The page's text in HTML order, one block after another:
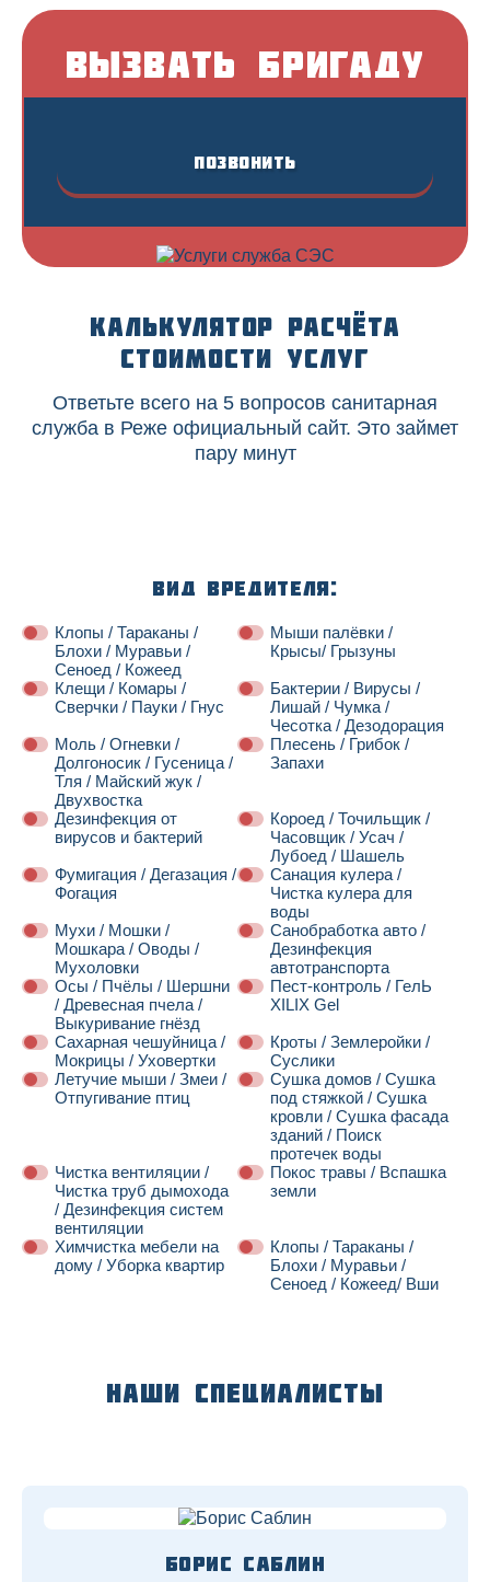
Вызвать бригаду
Позвонить
Калькулятор расчёта
стоимости услуг
Ответьте всего на 5 вопросов санитарная
служба в Реже официальный сайт. Это займет
пару минут
Вид вредителя:
Клопы / Тараканы /
Блохи / Муравьи /
Сеноед / Кожеед
Мыши палёвки /
Крысы/ Грызуны
Клещи / Комары /
Сверчки / Пауки / Гнус
Бактерии / Вирусы /
Лишай / Чумка /
Чесотка / Дезодорация
Моль / Огневки /
Долгоносик / Гусеница /
Тля / Майский жук /
Двухвостка
Плесень / Грибок /
Запахи
Дезинфекция от
вирусов и бактерий
Короед / Точильщик /
Часовщик / Усач /
Лубоед / Шашель
Фумигация / Дегазация /
Фогация
Санация кулера /
Чистка кулера для
воды
Мухи / Мошки /
Мошкара / Оводы /
Мухоловки
Санобработка авто /
Дезинфекция
автотранспорта
Осы / Пчёлы / Шершни
/ Древесная пчела /
Выкуривание гнёзд
Пест-контроль / ГелЬ
XILIX Gel
Сахарная чешуйница /
Мокрицы / Уховертки
Кроты / Землеройки /
Суслики
Летучие мыши / Змеи /
Отпугивание птиц
Сушка домов / Сушка
под стяжкой / Сушка
кровли / Сушка фасада
зданий / Поиск
протечек воды
Чистка вентиляции /
Чистка труб дымохода
/ Дезинфекция систем
вентиляции
Покос травы / Вспашка
земли
Химчистка мебели на
дому / Уборка квартир
Клопы / Тараканы /
Блохи / Муравьи /
Сеноед / Кожеед/ Вши
Наши специалисты
Борис Саблин